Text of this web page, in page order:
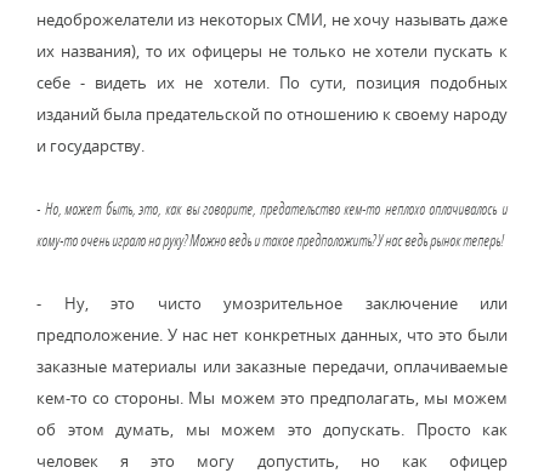
недоброжелатели из некоторых СМИ, не хочу называть даже
их названия), то их офицеры не только не хотели пускать к
себе - видеть их не хотели. По сути, позиция подобных
изданий была предательской по отношению к своему народу
и государству.
- Но, может быть, это, как вы говорите, предательство кем-то неплохо оплачивалось и
кому-то очень играло на руку? Можно ведь и такое предположить? У нас ведь рынок теперь!
- Ну, это чисто умозрительное заключение или
предположение. У нас нет конкретных данных, что это были
заказные материалы или заказные передачи, оплачиваемые
кем-то со стороны. Мы можем это предполагать, мы можем
об этом думать, мы можем это допускать. Просто как
человек я это могу допустить, но как офицер